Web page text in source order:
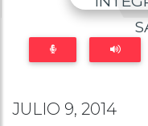
JULIO 9, 2014